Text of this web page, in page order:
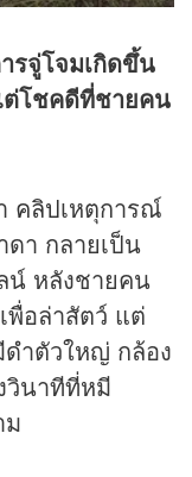
จู่โจมเกิดขึ้น
ต่โชคดีที่ชายคน
คลิปเหตุการณ์
า กลายเป็น
น์ หลังชายคน
พื่อล่าสัตว์ แต่
ำตัวใหญ่ กล้อง
นาทีที่หมี
ม